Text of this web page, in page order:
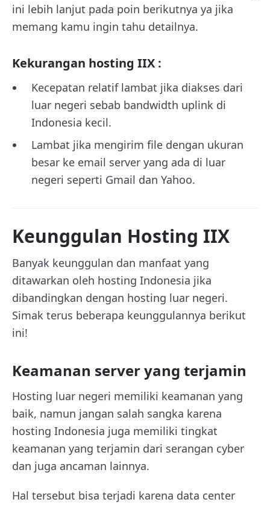
ini lebih lanjut pada poin berikutnya ya jika
memang kamu ingin tahu detailnya.
Kekurangan hosting IIX :
Kecepatan relatif lambat jika diakses dari
luar negeri sebab bandwidth uplink di
Indonesia kecil.
Lambat jika mengirim file dengan ukuran
besar ke email server yang ada di luar
negeri seperti Gmail dan Yahoo.
Keunggulan Hosting IIX
Banyak keunggulan dan manfaat yang
ditawarkan oleh hosting Indonesia jika
dibandingkan dengan hosting luar negeri.
Simak terus beberapa keunggulannya berikut
ini!
Keamanan server yang terjamin
Hosting luar negeri memiliki keamanan yang
baik, namun jangan salah sangka karena
hosting Indonesia juga memiliki tingkat
keamanan yang terjamin dari serangan cyber
dan juga ancaman lainnya.
Hal tersebut bisa terjadi karena data center